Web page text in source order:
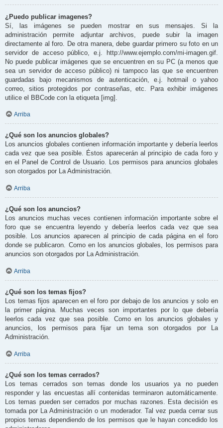
¿Puedo publicar imagenes?
Sí, las imágenes se pueden mostrar en sus mensajes. Si la
administración permite adjuntar archivos, puede subir la imagen
directamente al foro. De otra manera, debe guardar primero su foto en un
servidor de acceso público, e.j. http://www.ejemplo.com/mi-imagen.gif.
No puede publicar imágenes que se encuentren en su PC (a menos que
sea un servidor de acceso público) ni tampoco las que se encuentren
guardadas bajo mecanismos de autenticación, e.j. hotmail o yahoo
correo, sitios protegidos por contraseñas, etc. Para exhibir imágenes
utilice el BBCode con la etiqueta [img].
Arriba
¿Qué son los anuncios globales?
Los anuncios globales contienen información importante y debería leerlos
cada vez que sea posible. Éstos aparecerán al principio de cada foro y
en el Panel de Control de Usuario. Los permisos para anuncios globales
son otorgados por La Administración.
Arriba
¿Qué son los anuncios?
Los anuncios muchas veces contienen información importante sobre el
foro que se encuentra leyendo y debería leerlos cada vez que sea
posible. Los anuncios aparecen al principio de cada página en el foro
donde se publicaron. Como en los anuncios globales, los permisos para
anuncios son otorgados por La Administración.
Arriba
¿Qué son los temas fijos?
Los temas fijos aparecen en el foro por debajo de los anuncios y solo en
la primer página. Muchas veces son importantes por lo que debería
leerlos cada vez que sea posible. Como en los anuncios globales y
anuncios, los permisos para fijar un tema son otorgados por La
Administración.
Arriba
¿Qué son los temas cerrados?
Los temas cerrados son temas donde los usuarios ya no pueden
responder y las encuestas allí contenidas terminaron automáticamente.
Los temas pueden ser cerrados por muchas razones. Esta decisión es
tomada por La Administración o un moderador. Tal vez pueda cerrar sus
propios temas dependiendo de los permisos que le hayan concedido los